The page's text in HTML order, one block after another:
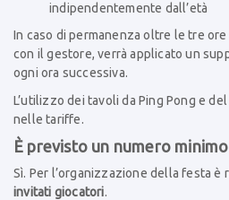
indipendentemente dall’età
In caso di permanenza oltre le tre
con il gestore, verrà applicato un
ogni ora successiva.
L’utilizzo dei tavoli da Ping Pong e
nelle tariffe.
È previsto un numero
Sì. Per l’organizzazione della festa è
invitati giocatori.